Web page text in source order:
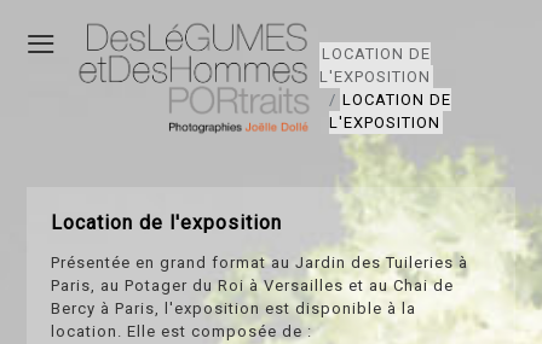
≡
LOCATION DE
L'EXPOSITION
LOCATION DE
L'EXPOSITION
Location de l'exposition
Présentée en grand format au Jardin des Tuileries à
Paris, au Potager du Roi à Versailles et au Chai de
Bercy à Paris, l'exposition est disponible à la
location. Elle est composée de :